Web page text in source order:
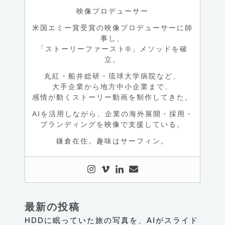
映像プロデューサー
米国エミー賞受賞の映像プロデューサーに師
事し、
「ストーリーファースト®」メソッドを確
立。
丸紅・船井総研・琉球大学病院など、
大手企業から地方中小企業まで、
感情が動くストーリー動画を制作してきた。
AIを活用しながら、企業の海外展開・採用・
ブランディングを映像で支援している。
鎌倉在住。趣味はサーフィン。
最新の投稿
HDDに眠っていた旅の写真を、AIがスライド